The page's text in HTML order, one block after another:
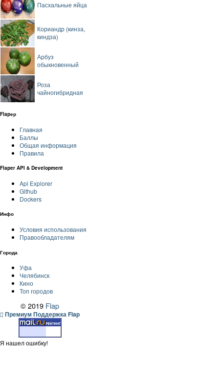
Пасхальные яйца
Кориандр (кинза,
киндза)
Арбуз
обыкновенный
Роза
чайногибридная
Flapер
Главная
Баллы
Общая информация
Правила
Flaper API & Development
Api Explorer
Github
Dockers
Инфо
Условия использования
Правообладателям
Города
Уфа
Челябинск
Кино
Топ городов
© 2019 Flap
Премиум Поддержка Flap
Я нашел ошибку!